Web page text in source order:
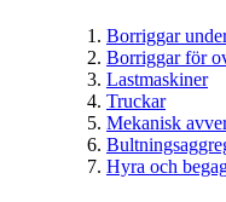
Borriggar
Borriggar för
Lastmaskiner
Truckar
Mekanisk
Hyra och